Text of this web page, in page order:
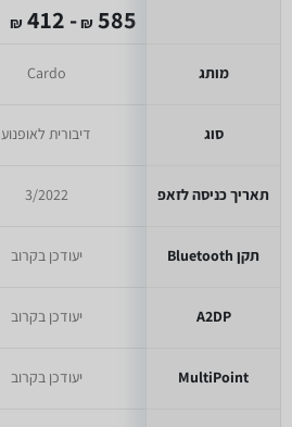
מותג
סוג
תאריך כניסה לזאפ
תקן Bluetooth
A2DP
MultiPoint
585
₪
- 412
₪
Cardo
דיבורית לאופנוע
3/2022
יעודכן בקרוב
יעודכן בקרוב
יעודכן בקרוב